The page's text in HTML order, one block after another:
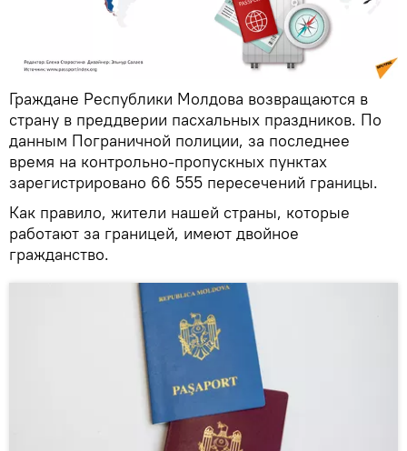
Граждане Республики Молдова возвращаются в
страну в преддверии пасхальных праздников. По
данным Пограничной полиции, за последнее
время на контрольно-пропускных пунктах
зарегистрировано 66 555 пересечений границы.
Как правило, жители нашей страны, которые
работают за границей, имеют двойное
гражданство.